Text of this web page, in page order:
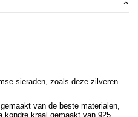
sieraden, zoals deze zilveren
van de beste materialen,
kondre kraal gemaakt van 925